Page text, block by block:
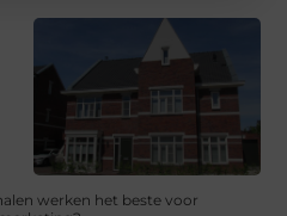
werken het beste voor